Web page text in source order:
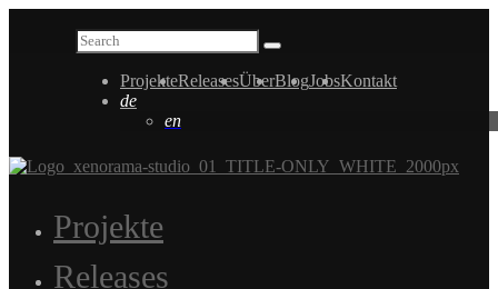
ProjekteReleasesÜberBlogJobsKontakt
de
en
Projekte
Releases